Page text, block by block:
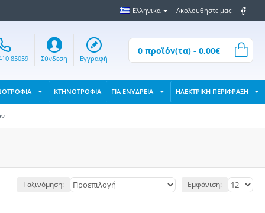
Ελληνικά Ακολουθήστε μας:
85059 Σύνδεση Εγγραφή
0 προϊόν(τα) - 0,00€
ΚΤΗΝΟΤΡΟΦΙΑ ΓΙΑ ΕΝΥΔΡΕΙΑ ΗΛΕΚΤΡΙΚΗ ΠΕΡΙΦΡΑΞΗ
Ταξινόμηση: Εμφάνιση: